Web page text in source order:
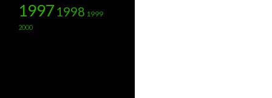
1997 1998 1999
2000